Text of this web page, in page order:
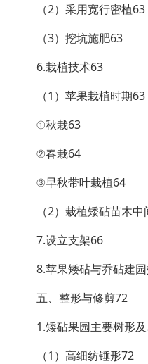
（2）采用宽行密植63
（3）挖坑施肥63
6.栽植技术63
（1）苹果栽植时期63
①秋栽63
②春栽64
③早秋带叶栽植64
（2）栽植矮砧苗木
7.设立支架66
8.苹果矮砧与乔砧建
五、整形与修剪72
1.矮砧果园主要树形
（1）高细纺锤形72